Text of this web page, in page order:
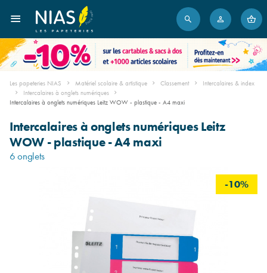
Les papeteries NIAS Matériel scolaire & artistique Classement
Intercalaires & index
Intercalaires à onglets numériques
Intercalaires à onglets numériques Leitz WOW - plastique - A4 maxi
Intercalaires à onglets numériques Leitz
WOW - plastique - A4 maxi
6 onglets
-10%